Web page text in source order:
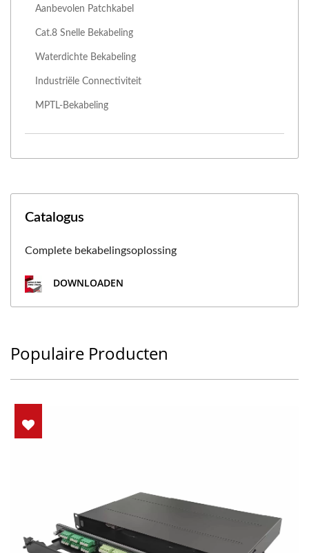
Aanbevolen Patchkabel
Cat.8 Snelle Bekabeling
Waterdichte Bekabeling
Industriële Connectiviteit
MPTL-Bekabeling
Catalogus
Complete bekabelingsoplossing
DOWNLOADEN
Populaire Producten